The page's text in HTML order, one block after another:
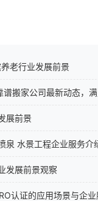
老行业发展前景
搬家公司最新动态，
展前景
泉 水景工程企业服务介
发展前景观察
认证的应用场景与企业